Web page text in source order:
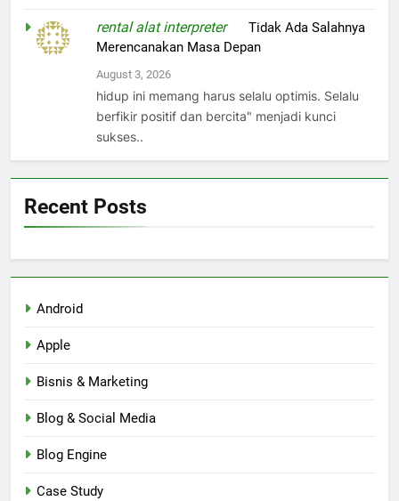
rental alat interpreteronTidak Ada Salahnya
Merencanakan Masa Depan
August 3, 2026
hidup ini memang harus selalu optimis. Selalu
berfikir positif dan bercita" menjadi kunci
sukses..
Recent Posts
Android
Apple
Bisnis & Marketing
Blog & Social Media
Blog Engine
Case Study